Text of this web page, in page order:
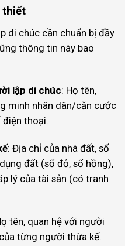
thiết
di chúc cần chuẩn bị đầy
thông tin này bao
lập di chúc: Họ tên,
minh nhân dân/căn cước
điện thoại.
: Địa chỉ của nhà đất, số
đất (sổ đỏ, sổ hồng),
lý của tài sản (có tranh
tên, quan hệ với người
từng người thừa kế.